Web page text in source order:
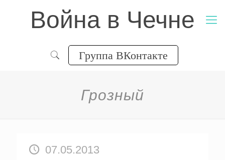
Война в Чечне
Группа ВКонтакте
Грозный
07.05.2013